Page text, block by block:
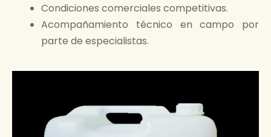
Condiciones comerciales competitivas.
Acompañamiento técnico en campo por
parte de especialistas.